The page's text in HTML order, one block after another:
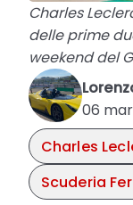
Charles
delle prime
weekend del
06
Charles
Scuderia